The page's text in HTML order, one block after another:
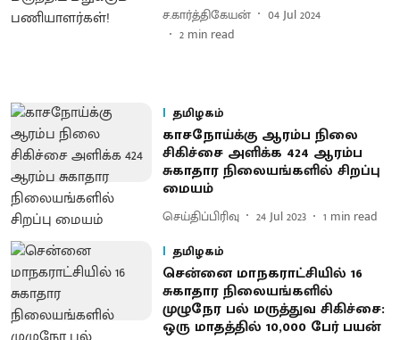
ச.கார்த்திகேயன்
04 Jul 2024
2 min read
தமிழகம்
காசநோய்க்கு ஆரம்ப நிலை
சிகிச்சை அளிக்க 424 ஆரம்ப
சுகாதார நிலையங்களில் சிறப்பு
மையம்
செய்திப்பிரிவு 24 Jul 2023 1 min read
தமிழகம்
சென்னை மாநகராட்சியில் 16
சுகாதார நிலையங்களில்
முழுநேர பல் மருத்துவ சிகிச்சை:
ஒரு மாதத்தில் 10,000 பேர் பயன்